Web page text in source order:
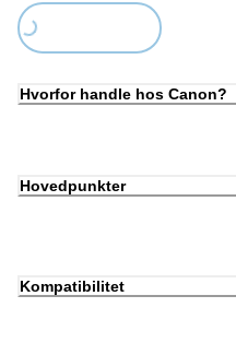
Loading...
Hvorfor handle hos Canon?
Hovedpunkter
Kompatibilitet